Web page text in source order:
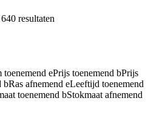
640 resultaten
toenemend ePrijs toenemend bPrijs
bRas afnemend eLeeftijd toenemend
toenemend bStokmaat afnemend